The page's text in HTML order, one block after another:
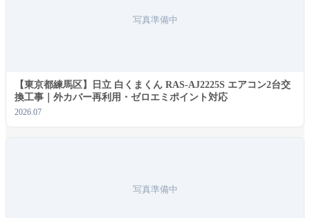
写真準備中
【東京都練馬区】日立 白くまくん RAS-AJ2225S エアコン2台交
換工事｜外カバー再利用・ゼロエミポイント対応
2026.07
写真準備中